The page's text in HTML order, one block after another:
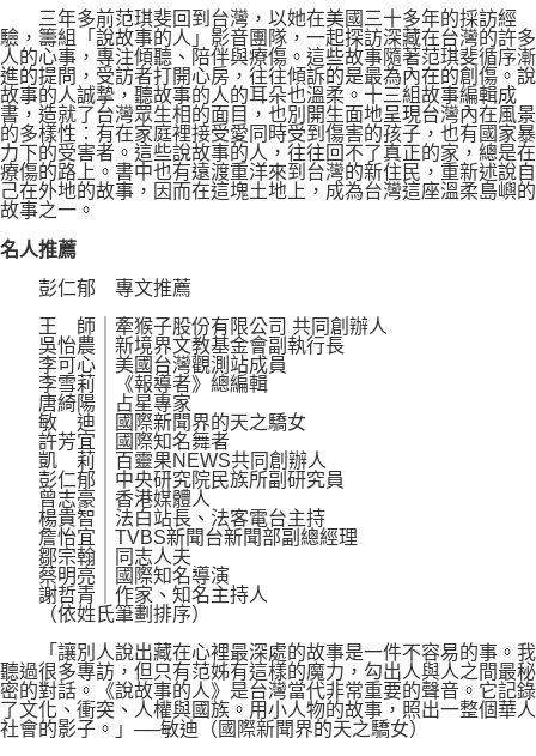
三年多前范琪斐回到台灣，以她在美國三十多年的採訪經
驗，籌組「說故事的人」影音團隊，一起探訪深藏在台灣的許多
人的心事，專注傾聽、陪伴與療傷。這些故事隨著范琪斐循序漸
進的提問，受訪者打開心房，往往傾訴的是最為內在的創傷。說
故事的人誠摯，聽故事的人的耳朵也溫柔。十三組故事編輯成
書，造就了台灣眾生相的面目，也別開生面地呈現台灣內在風景
的多樣性：有在家庭裡接受愛同時受到傷害的孩子，也有國家暴
力下的受害者。這些說故事的人，往往回不了真正的家，總是在
療傷的路上。書中也有遠渡重洋來到台灣的新住民，重新述說自
己在外地的故事，因而在這塊土地上，成為台灣這座溫柔島嶼的
故事之一。
名人推薦
彭仁郁 專文推薦
王 師｜牽猴子股份有限公司 共同創辦人
吳怡農｜新境界文教基金會副執行長
李可心｜美國台灣觀測站成員
李雪莉｜《報導者》總編輯
唐綺陽｜占星專家
敏 迪｜國際新聞界的天之驕女
許芳宜｜國際知名舞者
凱 莉｜百靈果NEWS共同創辦人
彭仁郁｜中央研究院民族所副研究員
曾志豪｜香港媒體人
楊貴智｜法白站長、法客電台主持
詹怡宜｜TVBS新聞台新聞部副總經理
鄒宗翰｜同志人夫
蔡明亮｜國際知名導演
謝哲青｜作家、知名主持人
（依姓氏筆劃排序）
「讓別人說出藏在心裡最深處的故事是一件不容易的事。我
聽過很多專訪，但只有范姊有這樣的魔力，勾出人與人之間最秘
密的對話。《說故事的人》是台灣當代非常重要的聲音。它記錄
了文化、衝突、人權與國族。用小人物的故事，照出一整個華人
社會的影子。」──敏迪（國際新聞界的天之驕女）